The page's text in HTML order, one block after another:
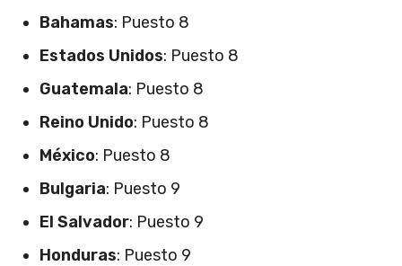
Bahamas: Puesto 8
Estados Unidos: Puesto 8
Guatemala: Puesto 8
Reino Unido: Puesto 8
México: Puesto 8
Bulgaria: Puesto 9
El Salvador: Puesto 9
Honduras: Puesto 9